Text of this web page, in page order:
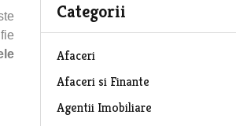
Categorii
Afaceri
Afaceri si Finante
Agentii Imobiliare